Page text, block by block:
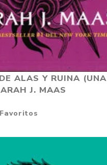
ALAS Y RUINA (UNA
J. MAAS
Favoritos